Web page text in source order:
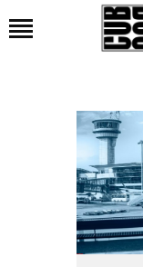
HOME
CHI SIAMO
SEDI
NEWS